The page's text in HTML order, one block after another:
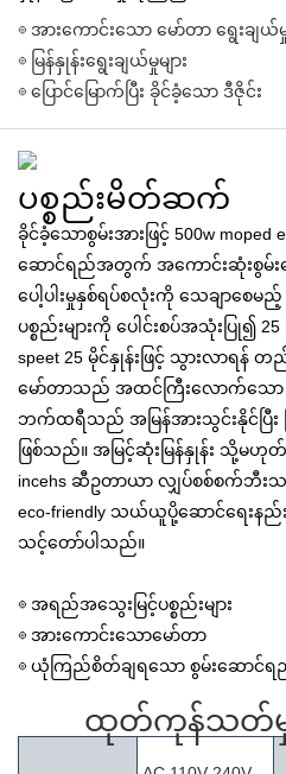
◎ အားကောင်းသော မော်တာ ရွေးချယ်မှု
◎ မြန်နှုန်းရွေးချယ်မှုများ
◎ ပြောင်မြောက်ပြီး ခိုင်ခံ့သော ဒီဇိုင်း
ပစ္စည်းမိတ်ဆက်
ခိုင်ခံ့သောစွမ်းအားဖြင့် 500w
ဆောင်ရည်အတွက် အကောင်းဆုံးစွမ်
ပေါ့ပါးမှုနှစ်ရပ်စလုံးကို သေချာစ
ပစ္စည်းများကို ပေါင်းစပ်အသုံးပြု၍
speet 25 မိုင်နှုန်းဖြင့် သွားလာရန်
မော်တာသည် အထင်ကြီးလောက်သော ပါ
ဘက်ထရီသည် အမြန်အားသွင်းနိုင်ပြီး
ဖြစ်သည်။ အမြင့်ဆုံးမြန်နှုန်း သို့မဟုတ်
incehs ဆီဥတာယာ လျှပ်စစ်စက်ဘီးသ
eco-friendly သယ်ယူပို့ဆောင်ရေးန
သင့်တော်ပါသည်။
◎ အရည်အသွေးမြင့်ပစ္စည်းများ
◎ အားကောင်းသောမော်တာ
◎ ယုံကြည်စိတ်ချရသော စွမ်းဆောင်ရ
ထုတ်ကုန်သတ်မှ